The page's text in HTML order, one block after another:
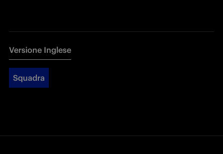
Versione Inglese
Squadra